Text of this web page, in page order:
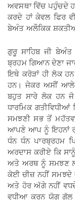
ਅਵਸਥਾ ਵਿੱਚ ਪਹੁੰਚਦੇ
ਕਰਦੇ ਹਾਂ ਕੇਵਲ ਫਿਰ
ਬੇਅੰਤ ਅਲੌਕਿਕ
ਗੁਰੂ ਸਾਹਿਬ ਜੀ ਬੇਅੰਤ
ਬ੍ਰਹਮ ਗਿਆਨ ਦੇਣਾ
ਇਥੇ ਕਰੋੜਾਂ ਹੀ ਲੋਕ
ਹਨ। ਜੇਕਰ ਅਸੀਂ
ਬਹੁਤ ਸਾਰੇ ਲੋਕ ਹਨ ਜੋ
ਧਾਰਮਿਕ
ਸਮਝਣੀ ਸਭ ਤੋਂ
ਆਪਣੇ ਆਪ ਨੂੰ ਇਹਨਾਂ
ਧੰਨ ਧੰਨ ਪਾਰਬ੍ਰਹਮ
ਅਰਦਾਸ ਕਰੀਏ ਕਿ
ਅਤੇ ਅਰਥ ਨੂੰ ਸਮਝਣ
ਕੋਈ ਚੀਜ਼ ਨਹੀਂ ਸਮਝਦੇ
ਅਤੇ ਹੋਰ ਅੱਗੇ ਨਹੀਂ
ਵਧੀਆ ਕਰਨ ਯੋਗ ਗੱਲ